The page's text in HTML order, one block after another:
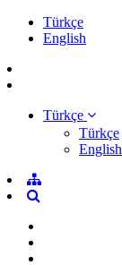
Türkçe
English
Türkçe
Türkçe
English